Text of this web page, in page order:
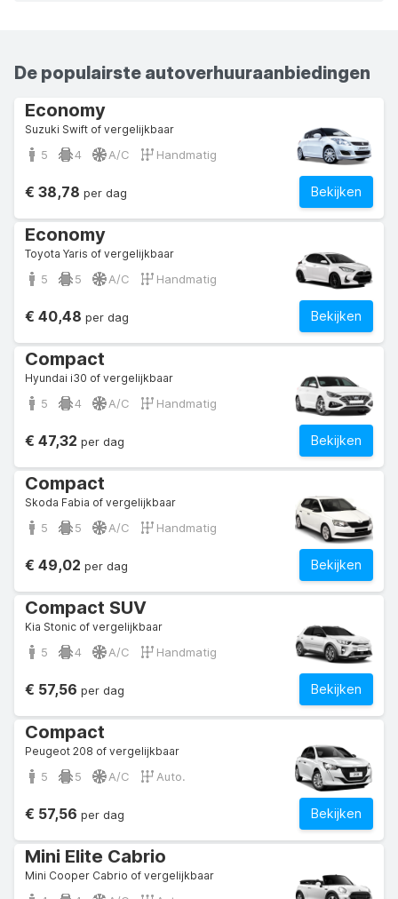
De populairste autoverhuuraanbiedingen
Economy
Suzuki Swift of vergelijkbaar
5 4 A/C Handmatig
Bekijken
€ 38,78 per dag
Economy
Toyota Yaris of vergelijkbaar
5 5 A/C Handmatig
Bekijken
€ 40,48 per dag
Compact
Hyundai i30 of vergelijkbaar
5 4 A/C Handmatig
Bekijken
€ 47,32 per dag
Compact
Skoda Fabia of vergelijkbaar
5 5 A/C Handmatig
Bekijken
€ 49,02 per dag
Compact SUV
Kia Stonic of vergelijkbaar
5 4 A/C Handmatig
Bekijken
€ 57,56 per dag
Compact
Peugeot 208 of vergelijkbaar
5 5 A/C Auto.
Bekijken
€ 57,56 per dag
Mini Elite Cabrio
Mini Cooper Cabrio of vergelijkbaar